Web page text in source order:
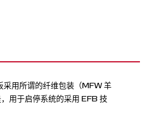
用所谓的纤维包装（MFW 羊
用于启停系统的采用 EFB 技